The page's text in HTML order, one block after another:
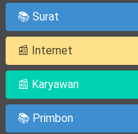
📚 Surat
📰 Internet
📰 Karyawan
📚 Primbon